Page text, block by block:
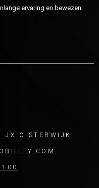
ervaring en bewezen
JX OISTERWIJK